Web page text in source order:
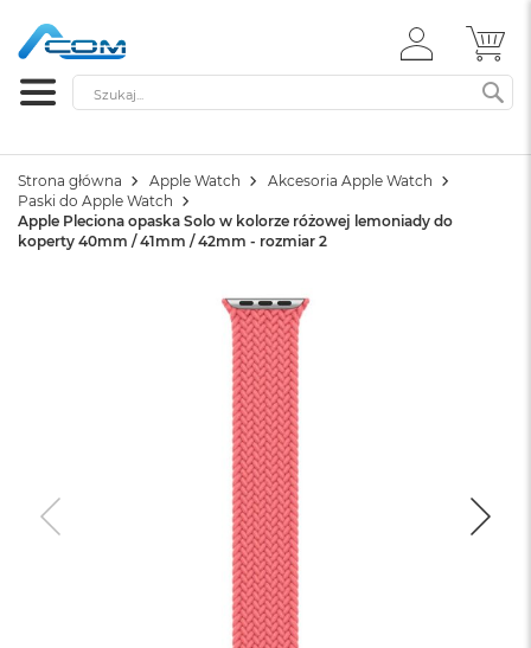
ZALOGUJ
SIĘ
Szukaj
Strona główna Apple Watch
Akcesoria Apple Watch
Paski do Apple Watch
Apple Pleciona opaska Solo w kolorze różowej lemoniady do
koperty 40mm / 41mm / 42mm - rozmiar 2